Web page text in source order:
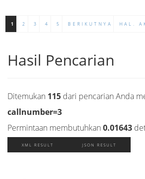
1 2 3 4 5 BERIKUTNYA HAL.
Hasil Pencarian
Ditemukan 115 dari pencarian Anda
callnumber=3
Permintaan membutuhkan 0.01643
XML RESULT JSON RESULT